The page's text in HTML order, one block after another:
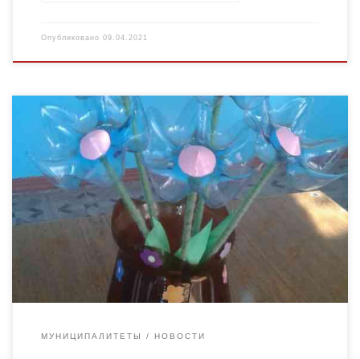
Опубликовано 09.04.2021
Филиал МБОУ «Ржаксинская СОШ №1 им. Н. М .Фролова» в с.
Лукино В 2021 году CI объявила, что девизом Всемирного дня
потребителей станет «Борьба с загрязнением […]
МУНИЦИПАЛИТЕТЫ НОВОСТИ